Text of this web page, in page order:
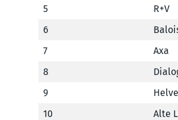
5
R+V
6
7
Axa
8
9
10
Alte